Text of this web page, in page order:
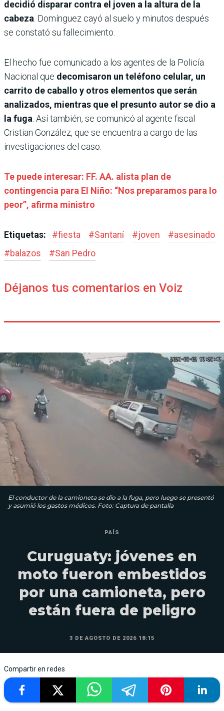
decidió disparar contra el joven a la altura de la
cabeza . Domínguez cayó al suelo y minutos después
se constató su fallecimiento.
El hecho fue comunicado a los agentes de la Policía
Nacional que decomisaron un teléfono celular, un
carrito de caballo y otros elementos que serán
analizados, mientras que el presunto autor se dio a
la fuga . Así también, se comunicó al agente fiscal
Cristian González, que se encuentra a cargo de las
investigaciones del caso.
Te puede interesar: FF. AA. alista plan de
contingencia para El Niño: “Nos preparamos para lo
peor”, afirma ministro
Etiquetas: #fiesta #Santaní #joven #asesinado
#balazos #San Pedro
Déjanos tus comentarios en Voiz
El conductor de la camioneta se dio a la fuga, pero luego se presentó
y asumió los gastos médicos. Foto: Captura de pantalla
PAÍS
Curuguaty: jóvenes en
moto fueron embestidos
por una camioneta, pero
están fuera de peligro
3 DE AGOSTO DE 2026 18:15
Compartir en redes